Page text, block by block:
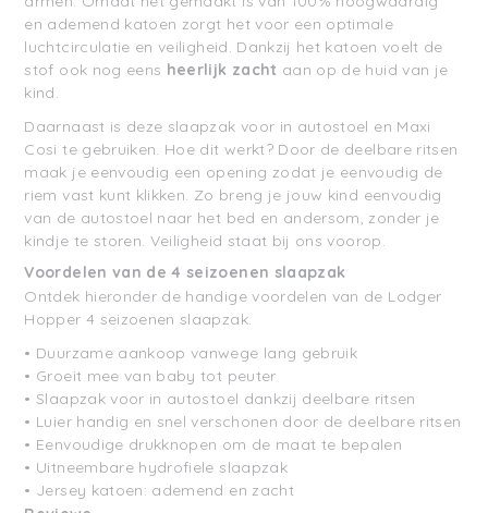
en ademend katoen zorgt het voor een optimale
luchtcirculatie en veiligheid. Dankzij het katoen voelt de
stof ook nog eens heerlijk zacht aan op de huid van je
kind.
Daarnaast is deze slaapzak voor in autostoel en Maxi
Cosite gebruiken. Hoe dit werkt? Door de deelbare ritsen
maak je eenvoudig een opening zodat je eenvoudig de
riem vast kunt klikken. Zo breng je jouw kind eenvoudig
van de autostoel naar het bed en andersom, zonder je
kindje te storen. Veiligheid staat bij ons voorop.
Voordelen van de 4 seizoenen slaapzak
Ontdek hieronder de handige voordelen van de Lodger
Hopper 4 seizoenen slaapzak.
• Duurzame aankoop vanwege lang gebruik
• Groeit mee van baby tot peuter
•Slaapzak voor in autostoel dankzij deelbare ritsen
• Luier handig en snel verschonen door de deelbare ritsen
• Eenvoudige drukknopen om de maat te bepalen
• Uitneembare hydrofiele slaapzak
• Jersey katoen: ademend en zacht